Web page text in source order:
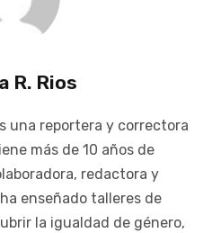
R. Rios
una reportera y correctora
más de 10 años de
redactora y
enseñado talleres de
la igualdad de género,